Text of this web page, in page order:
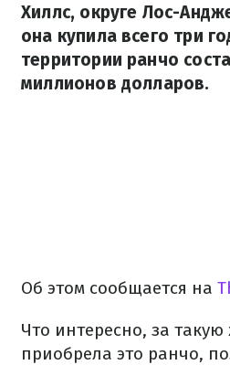
Хиллс, округе Лос-
она купила всего три
территории ранчо
миллионов долларов.
Об этом сообщается на
Что интересно, за
приобрела это ранчо,